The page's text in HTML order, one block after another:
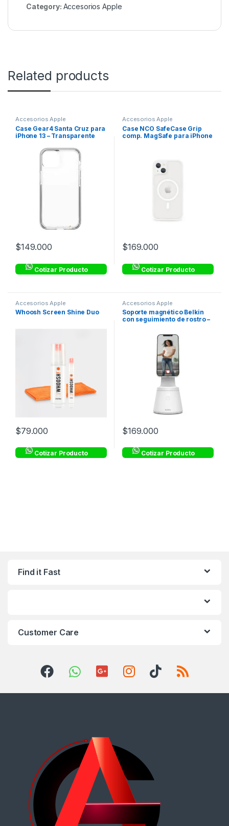
Category: Accesorios Apple
Related products
Accesorios Apple
Case Gear4 Santa Cruz para
iPhone 13 – Transparente
$149.000
Cotizar Producto
Accesorios Apple
Case NCO SafeCase Grip
comp. MagSafe para iPhone
$169.000
Cotizar Producto
Accesorios Apple
Whoosh Screen Shine Duo
$79.000
Cotizar Producto
Accesorios Apple
Soporte magnético Belkin
con seguimiento de rostro –
$169.000
Cotizar Producto
Find it Fast
Customer Care